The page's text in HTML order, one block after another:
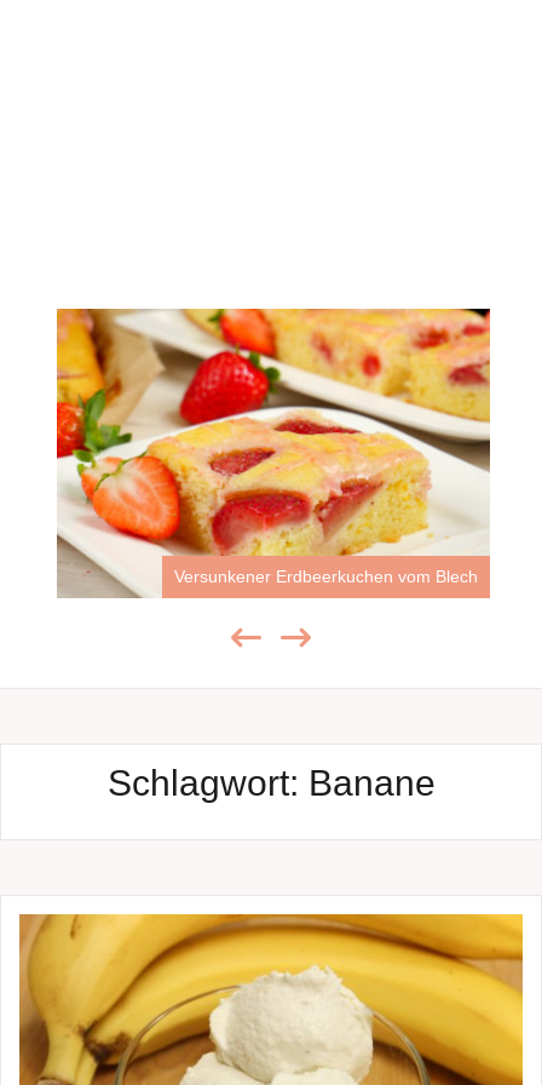
Versunkener Erdbeerkuchen vom Blech
Schlagwort: Banane